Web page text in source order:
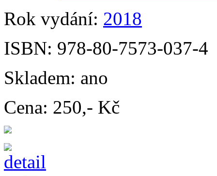
Rok vydání: 2018
ISBN: 978-80-7573-037-4
Skladem: ano
Cena: 250,- Kč